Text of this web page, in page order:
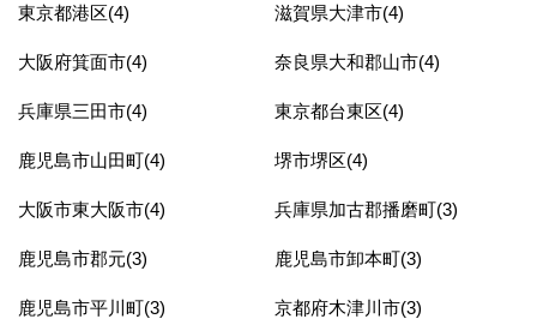
東京都港区(4) 滋賀県大津市(4)
大阪府箕面市(4) 奈良県大和郡山市(4)
兵庫県三田市(4) 東京都台東区(4)
鹿児島市山田町(4) 堺市堺区(4)
大阪市東大阪市(4) 兵庫県加古郡播磨町(3)
鹿児島市郡元(3) 鹿児島市卸本町(3)
鹿児島市平川町(3) 京都府木津川市(3)